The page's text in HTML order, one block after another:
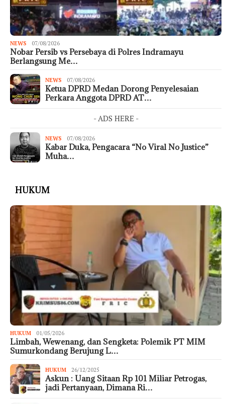
NEWS 07/08/2026
Nobar Persib vs Persebaya di Polres Indramayu
Berlangsung Me…
NEWS 07/08/2026
Ketua DPRD Medan Dorong Penyelesaian
Perkara Anggota DPRD AT…
- ADS HERE -
NEWS 07/08/2026
Kabar Duka, Pengacara “No Viral No Justice”
Muha…
HUKUM
HUKUM 01/05/2026
Limbah, Wewenang, dan Sengketa: Polemik PT MIM
Sumurkondang Berujung L…
HUKUM 26/12/2025
Askun : Uang Sitaan Rp 101 Miliar Petrogas,
jadi Pertanyaan, Dimana Ri…